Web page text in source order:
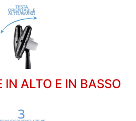
IN ALTO E IN BASSO